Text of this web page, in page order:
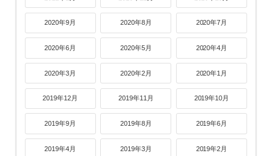
2020年9月 2020年8月 2020年7月
2020年6月 2020年5月 2020年4月
2020年3月 2020年2月 2020年1月
2019年12月 2019年11月 2019年10月
2019年9月 2019年8月 2019年6月
2019年4月 2019年3月 2019年2月